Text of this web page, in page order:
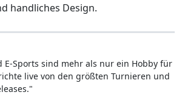
handliches Design.
E-Sports sind mehr als nur ein Hobby für
live von den größten Turnieren und